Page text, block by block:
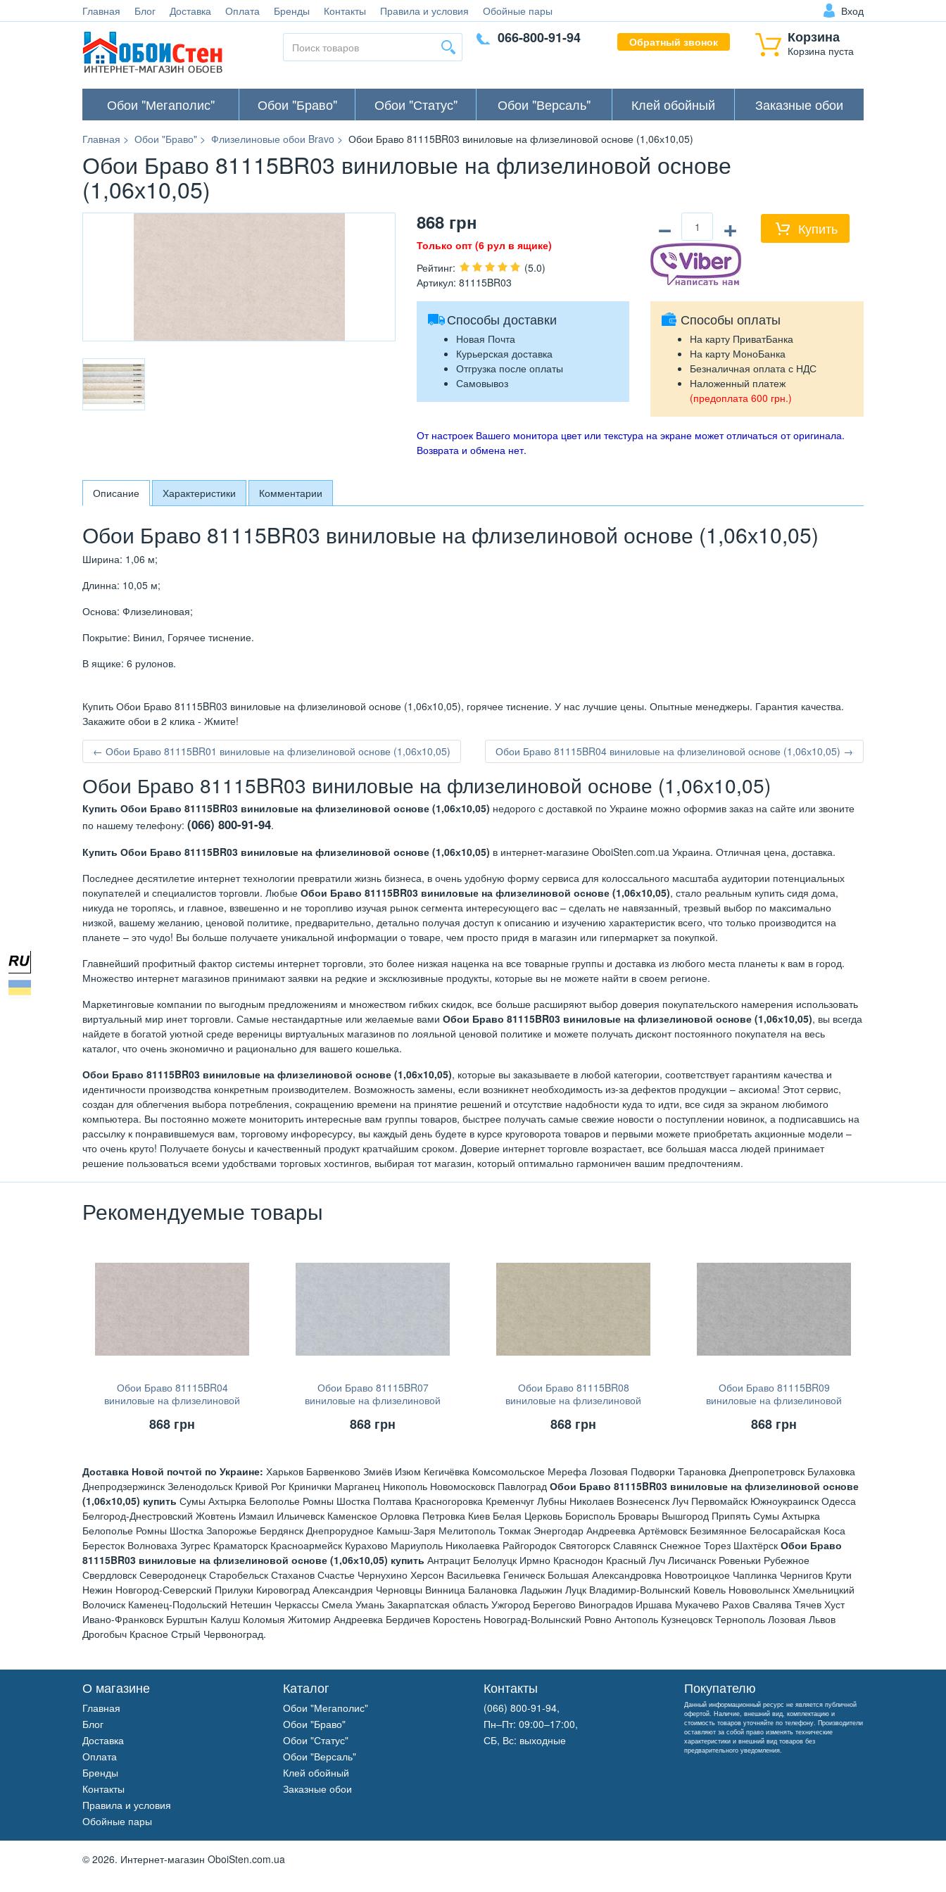
Главная Блог Доставка Оплата Бренды Контакты Правила и условия Обойные пары Вход
Корзина
Корзина пуста
066-800-91-94 Обратный звонок
Обои "Мегаполис" Обои "Браво" Обои "Статус" Обои "Версаль" Клей обойный Заказные обои
Главная Обои "Браво" Флизелиновые обои Bravo Обои Браво 81115BR03 виниловые на флизелиновой основе (1,06х10,05)
Обои Браво 81115BR03 виниловые на флизелиновой основе
(1,06х10,05)
868 грн
Только опт (6 рул в ящике)
Рейтинг:
(5.0)
Артикул: 81115BR03
− + Купить
Способы доставки
Новая Почта
Курьерская доставка
Отгрузка после оплаты
Самовывоз
Способы оплаты
На карту ПриватБанка
На карту МоноБанка
Безналичная оплата с НДС
Наложенный платеж
(предоплата 600 грн.)
От настроек Вашего монитора цвет или текстура на экране может отличаться от оригинала.
Возврата и обмена нет.
Описание Характеристики Комментарии
Обои Браво 81115BR03 виниловые на флизелиновой основе (1,06х10,05)
Ширина: 1,06 м;
Длинна: 10,05 м;
Основа: Флизелиновая;
Покрытие: Винил, Горячее тиснение.
В ящике: 6 рулонов.
Купить Обои Браво 81115BR03 виниловые на флизелиновой основе (1,06х10,05), горячее тиснение. У нас лучшие цены. Опытные менеджеры. Гарантия качества.
Закажите обои в 2 клика - Жмите!
← Обои Браво 81115BR01 виниловые на флизелиновой основе (1,06х10,05) Обои Браво 81115BR04 виниловые на флизелиновой основе (1,06х10,05) →
Обои Браво 81115BR03 виниловые на флизелиновой основе (1,06х10,05)
Купить Обои Браво 81115BR03 виниловые на флизелиновой основе (1,06х10,05) недорого с доставкой по Украине можно оформив заказ на сайте или звоните
по нашему телефону: (066) 800-91-94.
Купить Обои Браво 81115BR03 виниловые на флизелиновой основе (1,06х10,05) в интернет-магазине OboiSten.com.ua Украина. Отличная цена, доставка.
Последнее десятилетие интернет технологии превратили жизнь бизнеса, в очень удобную форму сервиса для колоссального масштаба аудитории потенциальных
покупателей и специалистов торговли. Любые Обои Браво 81115BR03 виниловые на флизелиновой основе (1,06х10,05), стало реальным купить сидя дома,
никуда не торопясь, и главное, взвешенно и не торопливо изучая рынок сегмента интересующего вас – сделать не навязанный, трезвый выбор по максимально
низкой, вашему желанию, ценовой политике, предварительно, детально получая доступ к описанию и изучению характеристик всего, что только производится на
планете – это чудо! Вы больше получаете уникальной информации о товаре, чем просто придя в магазин или гипермаркет за покупкой.
Главнейший профитный фактор системы интернет торговли, это более низкая наценка на все товарные группы и доставка из любого места планеты к вам в город.
Множество интернет магазинов принимают заявки на редкие и эксклюзивные продукты, которые вы не можете найти в своем регионе.
Маркетинговые компании по выгодным предложениям и множеством гибких скидок, все больше расширяют выбор доверия покупательского намерения использовать
виртуальный мир инет торговли. Самые нестандартные или желаемые вами Обои Браво 81115BR03 виниловые на флизелиновой основе (1,06х10,05), вы всегда
найдете в богатой уютной среде вереницы виртуальных магазинов по лояльной ценовой политике и можете получать дисконт постоянного покупателя на весь
каталог, что очень экономично и рационально для вашего кошелька.
Обои Браво 81115BR03 виниловые на флизелиновой основе (1,06х10,05), которые вы заказываете в любой категории, соответствует гарантиям качества и
идентичности производства конкретным производителем. Возможность замены, если возникнет необходимость из-за дефектов продукции – аксиома! Этот сервис,
создан для облегчения выбора потребления, сокращению времени на принятие решений и отсутствие надобности куда то идти, все сидя за экраном любимого
компьютера. Вы постоянно можете мониторить интересные вам группы товаров, быстрее получать самые свежие новости о поступлении новинок, а подписавшись на
рассылку к понравившемуся вам, торговому инфоресурсу, вы каждый день будете в курсе круговорота товаров и первыми можете приобретать акционные модели –
что очень круто! Получаете бонусы и качественный продукт кратчайшим сроком. Доверие интернет торговле возрастает, все большая масса людей принимает
решение пользоваться всеми удобствами торговых хостингов, выбирая тот магазин, который оптимально гармоничен вашим предпочтениям.
Рекомендуемые товары
Обои Браво 81115BR04
виниловые на флизелиновой
868 грн
Обои Браво 81115BR07
виниловые на флизелиновой
868 грн
Обои Браво 81115BR08
виниловые на флизелиновой
868 грн
Обои Браво 81115BR09
виниловые на флизелиновой
868 грн
Доставка Новой почтой по Украине: Харьков Барвенково Змиёв Изюм Кегичёвка Комсомольское Мерефа Лозовая Подворки Тарановка Днепропетровск Булаховка
Днепродзержинск Зеленодольск Кривой Рог Кринички Марганец Никополь Новомосковск Павлоград Обои Браво 81115BR03 виниловые на флизелиновой основе
(1,06х10,05) купить Сумы Ахтырка Белополье Ромны Шостка Полтава Красногоровка Кременчуг Лубны Николаев Вознесенск Луч Первомайск Южноукраинск Одесса
Белгород-Днестровский Жовтень Измаил Ильичевск Каменское Орловка Петровка Киев Белая Церковь Борисполь Бровары Вышгород Припять Сумы Ахтырка
Белополье Ромны Шостка Запорожье Бердянск Днепрорудное Камыш-Заря Мелитополь Токмак Энергодар Андреевка Артёмовск Безимянное Белосарайская Коса
Бересток Волноваха Зугрес Краматорск Красноармейск Курахово Мариуполь Николаевка Райгородок Святогорск Славянск Снежное Торез Шахтёрск Обои Браво
81115BR03 виниловые на флизелиновой основе (1,06х10,05) купить Антрацит Белолуцк Ирмно Краснодон Красный Луч Лисичанск Ровеньки Рубежное
Свердловск Северодонецк Старобельск Стаханов Счастье Чернухино Херсон Васильевка Геническ Большая Александровка Новотроицкое Чаплинка Чернигов Крути
Нежин Новгород-Северский Прилуки Кировоград Александрия Черновцы Винница Балановка Ладыжин Луцк Владимир-Волынский Ковель Нововолынск Хмельницкий
Волочиск Каменец-Подольский Нетешин Черкассы Смела Умань Закарпатская область Ужгород Берегово Виноградов Иршава Мукачево Рахов Свалява Тячев Хуст
Ивано-Франковск Бурштын Калуш Коломыя Житомир Андреевка Бердичев Коростень Новоград-Волынский Ровно Антополь Кузнецовск Тернополь Лозовая Львов
Дрогобыч Красное Стрый Червоноград.
О магазине
Главная
Блог
Доставка
Оплата
Бренды
Контакты
Правила и условия
Обойные пары
Каталог
Обои "Мегаполис"
Обои "Браво"
Обои "Статус"
Обои "Версаль"
Клей обойный
Заказные обои
Контакты
(066) 800-91-94,
Пн–Пт: 09:00–17:00,
СБ, Вс: выходные
Покупателю
Данный информационный ресурс не является публичной
офертой. Наличие, внешний вид, комплектацию и
стоимость товаров уточняйте по телефону. Производители
оставляют за собой право изменять технические
характеристики и внешний вид товаров без
предварительного уведомления.
© 2026. Интернет-магазин OboiSten.com.ua